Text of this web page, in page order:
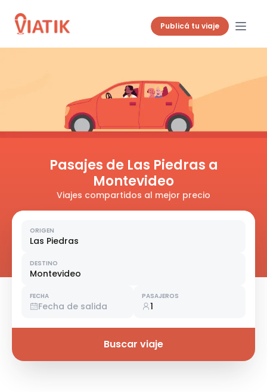
Publicá tu viaje
Pasajes de Las Piedras a
Montevideo
Viajes compartidos al mejor precio
ORIGEN
Las Piedras
DESTINO
Montevideo
FECHA
Fecha de salida
PASAJEROS
1
Buscar viaje